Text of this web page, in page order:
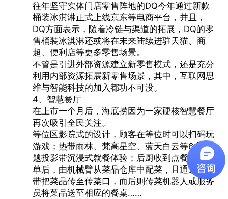
往年坚守实体门店零售阵地的DQ今年通过新款
桶装冰淇淋正式上线京东等电商平台，并且，
DQ方面表示，随着冷链与渠道的拓展，DQ的零
售桶装冰淇淋还或将在未来陆续进驻天猫、商
超、便利店等更多零售场景。
不管是引进外部资源建立新零售模式，还是充分
利用内部资源拓展新零售场景，其中，互联网思
维与智能科技的加入都功不可没。
4、智慧餐厅
在上市一个月后，海底捞因为一家硬核智慧餐厅
再次吸引全民关注。
等位区影院式的设计，顾客在等位时可以扫码玩
游戏；热带雨林、梵高星空、蓝天白云等6大主
题投影带沉浸式就餐体验；后厨收到点餐Pad下
单后，由机械臂从菜品仓库中配菜，且通过传送
带把菜品传至传菜口，而后则传菜机器人或服务
员将菜品送至相应的餐桌……